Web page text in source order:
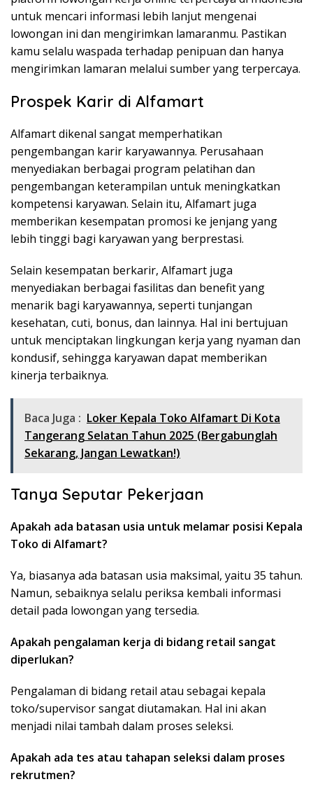
untuk mencari informasi lebih lanjut mengenai
lowongan ini dan mengirimkan lamaranmu. Pastikan
kamu selalu waspada terhadap penipuan dan hanya
mengirimkan lamaran melalui sumber yang terpercaya.
Prospek Karir di Alfamart
Alfamart dikenal sangat memperhatikan
pengembangan karir karyawannya. Perusahaan
menyediakan berbagai program pelatihan dan
pengembangan keterampilan untuk meningkatkan
kompetensi karyawan. Selain itu, Alfamart juga
memberikan kesempatan promosi ke jenjang yang
lebih tinggi bagi karyawan yang berprestasi.
Selain kesempatan berkarir, Alfamart juga
menyediakan berbagai fasilitas dan benefit yang
menarik bagi karyawannya, seperti tunjangan
kesehatan, cuti, bonus, dan lainnya. Hal ini bertujuan
untuk menciptakan lingkungan kerja yang nyaman dan
kondusif, sehingga karyawan dapat memberikan
kinerja terbaiknya.
Baca Juga : Loker Kepala Toko Alfamart Di Kota
Tangerang Selatan Tahun 2025 (Bergabunglah
Sekarang, Jangan Lewatkan!)
Tanya Seputar Pekerjaan
Apakah ada batasan usia untuk melamar posisi Kepala
Toko di Alfamart?
Ya, biasanya ada batasan usia maksimal, yaitu 35 tahun.
Namun, sebaiknya selalu periksa kembali informasi
detail pada lowongan yang tersedia.
Apakah pengalaman kerja di bidang retail sangat
diperlukan?
Pengalaman di bidang retail atau sebagai kepala
toko/supervisor sangat diutamakan. Hal ini akan
menjadi nilai tambah dalam proses seleksi.
Apakah ada tes atau tahapan seleksi dalam proses
rekrutmen?